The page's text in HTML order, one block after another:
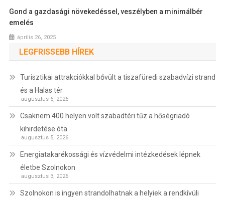
Gond a gazdasági növekedéssel, veszélyben a minimálbér
emelés
április 26, 2025
LEGFRISSEBB HÍREK
Turisztikai attrakciókkal bővült a tiszafüredi szabadvízi strand
és a Halas tér
augusztus 6, 2026
Csaknem 400 helyen volt szabadtéri tűz a hőségriadó
kihirdetése óta
augusztus 5, 2026
Energiatakarékossági és vízvédelmi intézkedések lépnek
életbe Szolnokon
augusztus 3, 2026
Szolnokon is ingyen strandolhatnak a helyiek a rendkívüli